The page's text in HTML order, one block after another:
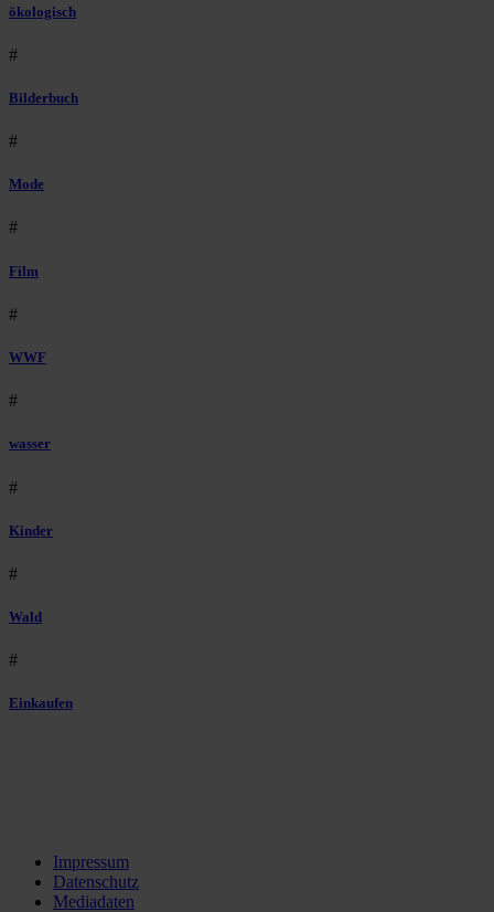
ökologisch
#
Bilderbuch
#
Mode
#
Film
#
WWF
#
wasser
#
Kinder
#
Wald
#
Einkaufen
Impressum
Datenschutz
Mediadaten